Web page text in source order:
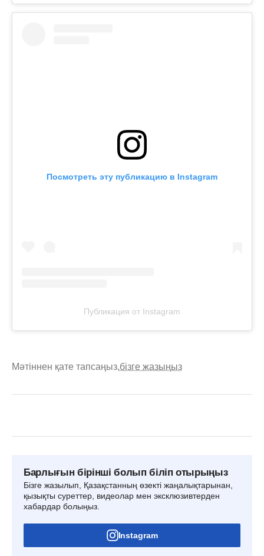
Посмотреть эту публикацию в Instagram
Публикация от Instagram
Мәтіннен қате тапсаңыз,бізге жазыңыз
Барлығын бірінші болып біліп отырыңыз
Бізге жазылып, Қазақстанның өзекті жаңалықтарынан,
қызықты суреттер, видеолар мен эксклюзивтерден
хабардар болыңыз.
Instagram